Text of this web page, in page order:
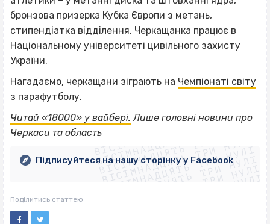
бронзова призерка Кубка Європи з метань,
стипендіатка відділення. Черкащанка працює в
Національному університеті цивільного захисту
України.
Нагадаємо, черкащани зіграють на Чемпіонаті світу
з парафутболу.
Читай «18000» у вайбері. Лише головні новини про
Черкаси та областьВІСІМНАДЦЯТЬ ТРИ НУЛІ
ВІСІМНАДЦЯТЬ ТРИ НУЛІ
ВІСІМНАДЦЯТЬ ТРИ НУЛІ
ВІСІМНАДЦЯТЬ ТРИ НУЛІ
ВІСІМНАДЦЯТЬ ТРИ НУЛІ
ВІСІМНАДЦЯТЬ ТРИ НУЛІ
ВІСІМНАДЦЯТЬ ТРИ НУЛІ
ВІСІМНАДЦЯТЬ ТРИ НУЛІ
Підписуйтеся на нашу сторінку у Facebook
Поділитись статтею